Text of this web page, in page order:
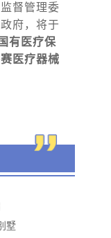
督管理委
府，将于
有医疗保
医疗器械
墅